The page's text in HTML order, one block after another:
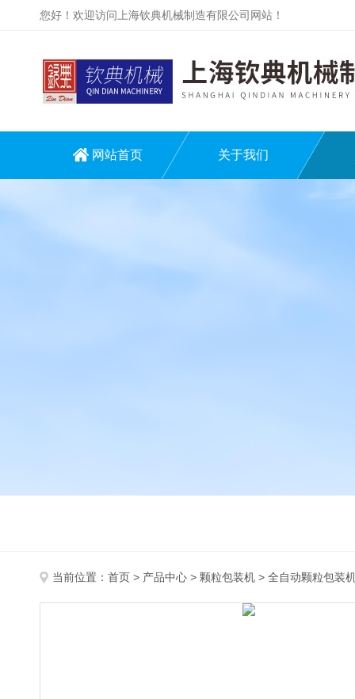
您好！欢迎访问上海钦典机械制造有限公司网站！
网站首页 关于我们
当前位置： 首页 > 产品中心 > 颗粒包装机 > 全自动颗粒包装